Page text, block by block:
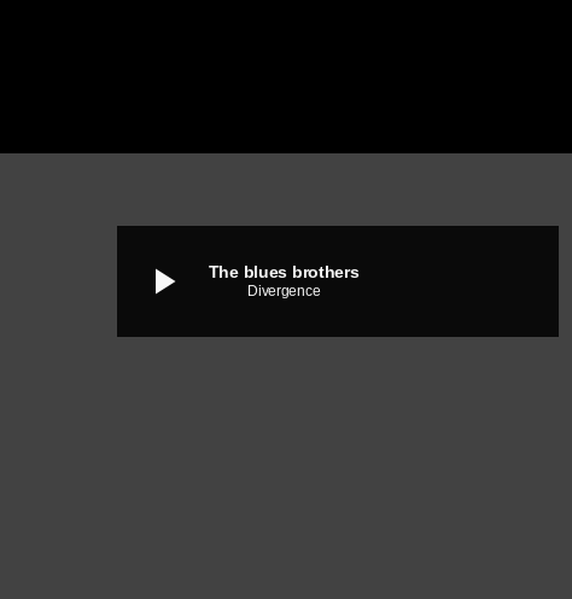
play_arrow The blues brothers
Divergence